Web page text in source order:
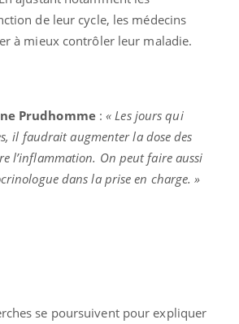
de leur cycle, les médecins
à mieux contrôler leur maladie.
Prudhomme :« Les jours qui
il faudrait augmenter la dose des
l’inflammation. On peut faire aussi
dans la prise en charge. »
se poursuivent pour expliquer